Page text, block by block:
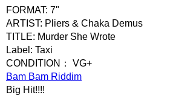
FORMAT: 7"
ARTIST: Pliers & Chaka Demus
TITLE: Murder She Wrote
Label: Taxi
CONDITION： VG+
Bam Bam Riddim
Big Hit!!!!